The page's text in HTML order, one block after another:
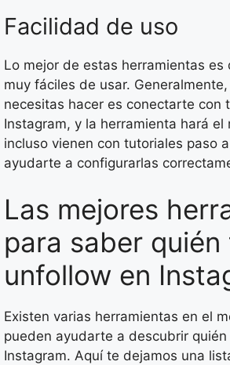
Facilidad de uso
Lo mejor de estas herramientas es
muy fáciles de usar.
necesitas hacer es conectarte con
Instagram, y la herramienta hará el
incluso vienen con tutoriales paso
ayudarte a configurarlas
Las mejores
para saber quién
unfollow en
Existen varias herramientas en el
pueden ayudarte a descubrir
Instagram. Aquí te dejamos una